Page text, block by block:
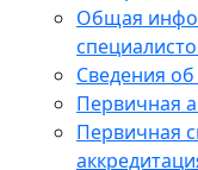
Общая
Сведения
Первичная
Первичная